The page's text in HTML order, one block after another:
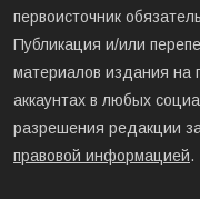
первоисточник
Публикация и/или
материалов издания на
аккаунтах в любых
разрешения редакции
правовой информацией.